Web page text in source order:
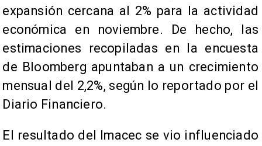
expansión cercana al 2% para la actividad
económica en noviembre. De hecho, las
estimaciones recopiladas en la encuesta
de Bloomberg apuntaban a un crecimiento
mensual del 2,2%, según lo reportado por el
Diario Financiero.
El resultado del Imacec se vio influenciado